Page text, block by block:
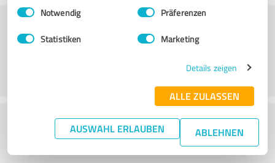
Impressum Datenschutzbestimmungen
Einwilligungsauswahl
Notwendig Präferenzen
Statistiken Marketing
Details zeigen
ALLE ZULASSEN
AUSWAHL ERLAUBEN ABLEHNEN
Klantenservice
Wat vind je van de prijs-
prestatieverhouding?